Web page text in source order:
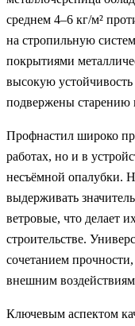
среднем 4–6 кг/м²
на стропильную
покрытиями
высокую
подвержены старению
Профнастил широко
работах, но и в
несъёмной опалубки.
выдерживать
ветровые, что делает
строительстве.
сочетанием
внешним
Ключевым аспектом